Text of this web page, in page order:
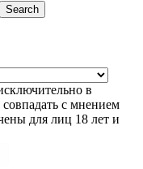
Search
в
с мнением
для лиц 18 лет и